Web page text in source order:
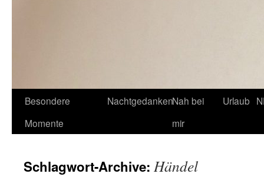
Besondere
Momente
NachtgedankenNah bei
mir
Urlaub
Schlagwort-Archive: Händel